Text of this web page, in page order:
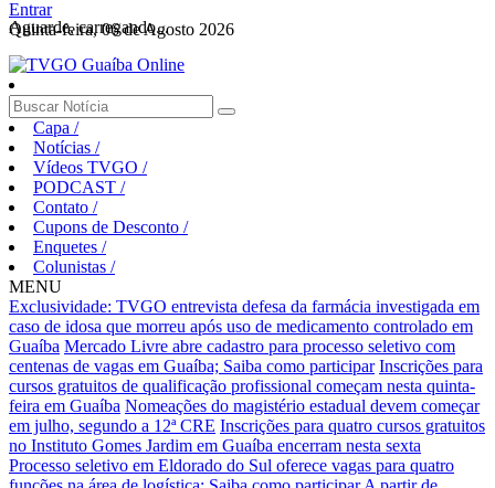
Aguarde, carregando...
Entrar
Quinta-feira, 06 de Agosto 2026
Capa /
Notícias /
Vídeos TVGO /
PODCAST /
Contato /
Cupons de Desconto /
Enquetes /
Colunistas /
MENU
Exclusividade: TVGO entrevista defesa da farmácia investigada em
caso de idosa que morreu após uso de medicamento controlado em
Guaíba Mercado Livre abre cadastro para processo seletivo com
centenas de vagas em Guaíba; Saiba como participar Inscrições para
cursos gratuitos de qualificação profissional começam nesta quinta-
feira em Guaíba Nomeações do magistério estadual devem começar
em julho, segundo a 12ª CRE Inscrições para quatro cursos gratuitos
no Instituto Gomes Jardim em Guaíba encerram nesta sexta
Processo seletivo em Eldorado do Sul oferece vagas para quatro